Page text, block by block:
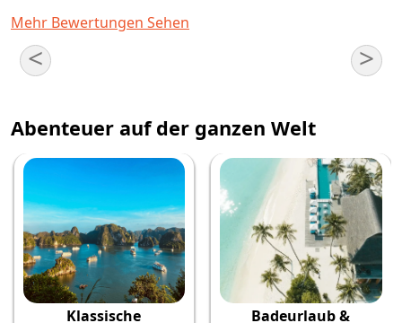
Mehr Bewertungen Sehen
< >
Abenteuer auf der ganzen Welt
Klassische
Badeurlaub &